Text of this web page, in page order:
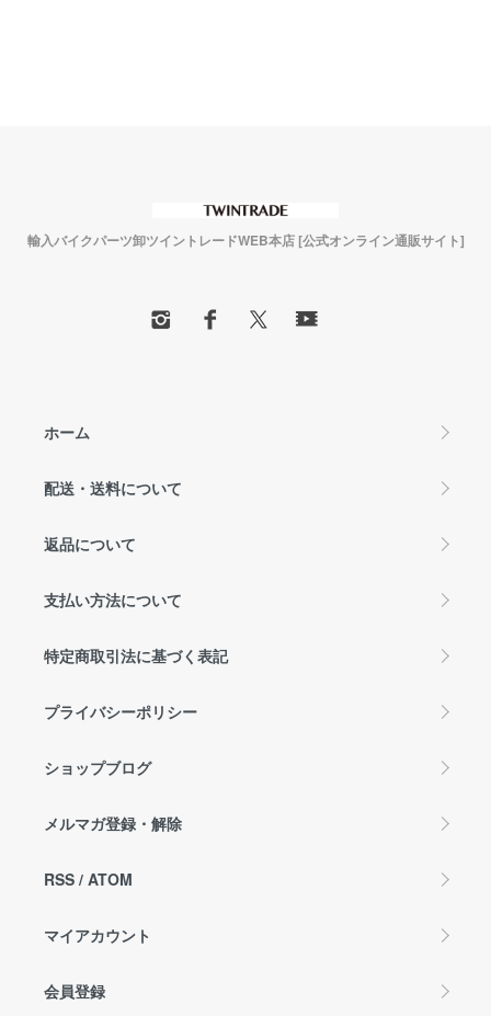
輸入バイクパーツ卸ツイントレードWEB本店 [公式オンライン通販サイト]
ホーム
配送・送料について
返品について
支払い方法について
特定商取引法に基づく表記
プライバシーポリシー
ショップブログ
メルマガ登録・解除
RSS / ATOM
マイアカウント
会員登録